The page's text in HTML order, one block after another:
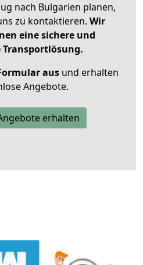
nach Bulgarien planen,
zu kontaktieren. Wir
eine sichere und
Transportlösung.
ausund erhalten
Angebote.
erhalten